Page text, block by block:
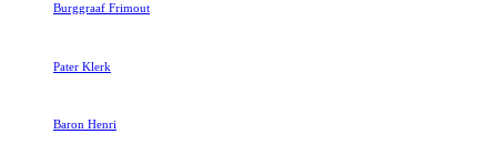
Burggraaf Frimout
Pater Klerk
Baron Henri